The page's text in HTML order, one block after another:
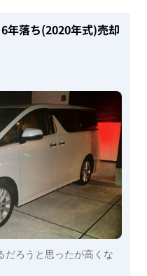
年落ち(2020年式)売却
だろうと思ったが高くな